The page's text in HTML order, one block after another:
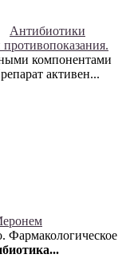
Антибиотики
компонентами
активен...
Фармакологическое